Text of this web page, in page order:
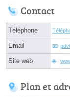
Contact
Téléphone
Email
Site web
Plan et